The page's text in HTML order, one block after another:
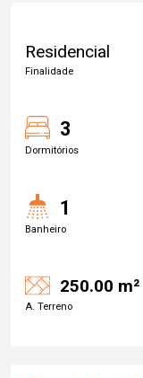
Residencial
Finalidade
3
Dormitórios
1
Banheiro
250.00 m²
A. Terreno